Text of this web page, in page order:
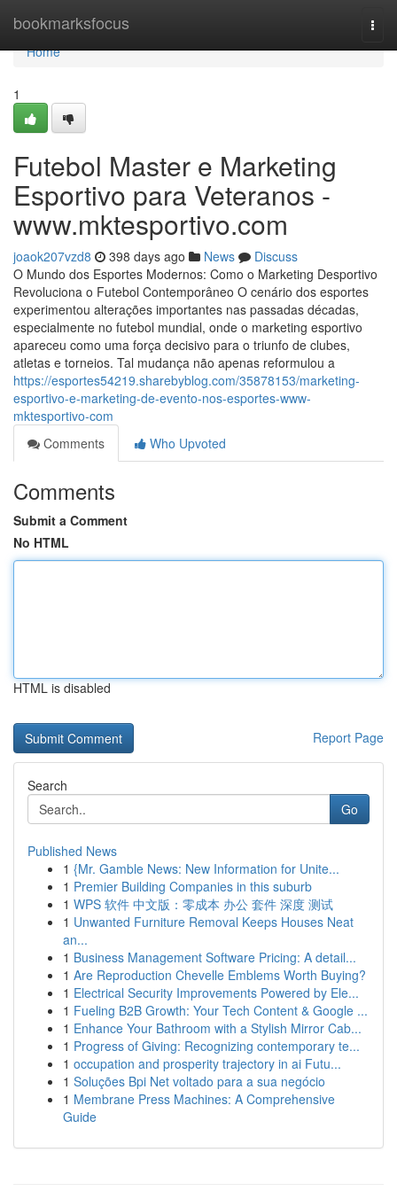
bookmarksfocus
Home
Home
1
Futebol Master e Marketing
Esportivo para Veteranos -
www.mktesportivo.com
joaok207vzd8 398 days ago News
Discuss
O Mundo dos Esportes Modernos: Como o Marketing Desportivo
Revoluciona o Futebol Contemporâneo O cenário dos esportes
experimentou alterações importantes nas passadas décadas,
especialmente no futebol mundial, onde o marketing esportivo
apareceu como uma força decisivo para o triunfo de clubes,
atletas e torneios. Tal mudança não apenas reformulou a
https://esportes54219.sharebyblog.com/35878153/marketing-
esportivo-e-marketing-de-evento-nos-esportes-www-
mktesportivo-com
Comments
Who Upvoted
Comments
Submit a Comment
No HTML
HTML is disabled
Report Page
Search
Go
Published News
1 {Mr. Gamble News: New Information for Unite...
1 Premier Building Companies in this suburb
1 WPS 软件 中文版：零成本 办公 套件 深度 测试
1 Unwanted Furniture Removal Keeps Houses Neat
an...
1 Business Management Software Pricing: A detail...
1 Are Reproduction Chevelle Emblems Worth Buying?
1 Electrical Security Improvements Powered by Ele...
1 Fueling B2B Growth: Your Tech Content & Google ...
1 Enhance Your Bathroom with a Stylish Mirror Cab...
1 Progress of Giving: Recognizing contemporary te...
1 occupation and prosperity trajectory in ai Futu...
1 Soluções Bpi Net voltado para a sua negócio
1 Membrane Press Machines: A Comprehensive
Guide